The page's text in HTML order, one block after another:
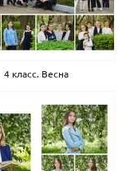
4 класс. Весна